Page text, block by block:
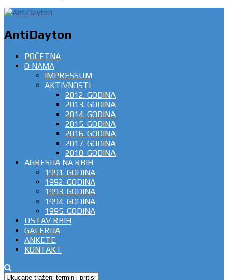
AntiDayton
POČETNA
O NAMA
IMPRESSUM
AKTIVNOSTI
2012. GODINA
2013. GODINA
2014. GODINA
2015. GODINA
2016. GODINA
2017. GODINA
2018. GODINA
AGRESIJA NA RBIH
1991. GODINA
1992. GODINA
1993. GODINA
1994. GODINA
1995. GODINA
USTAV RBIH
GALERIJA
ANKETE
KONTAKT